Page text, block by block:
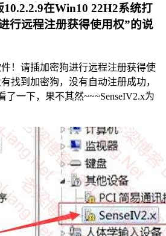
在Win10 22H2系统打
行远程注册获得使用权”的说
！请插加密狗进行远程注册获得使
找到加密狗，没有自动注册成功，
了一下，果不其然~~~SenseIV2.x为